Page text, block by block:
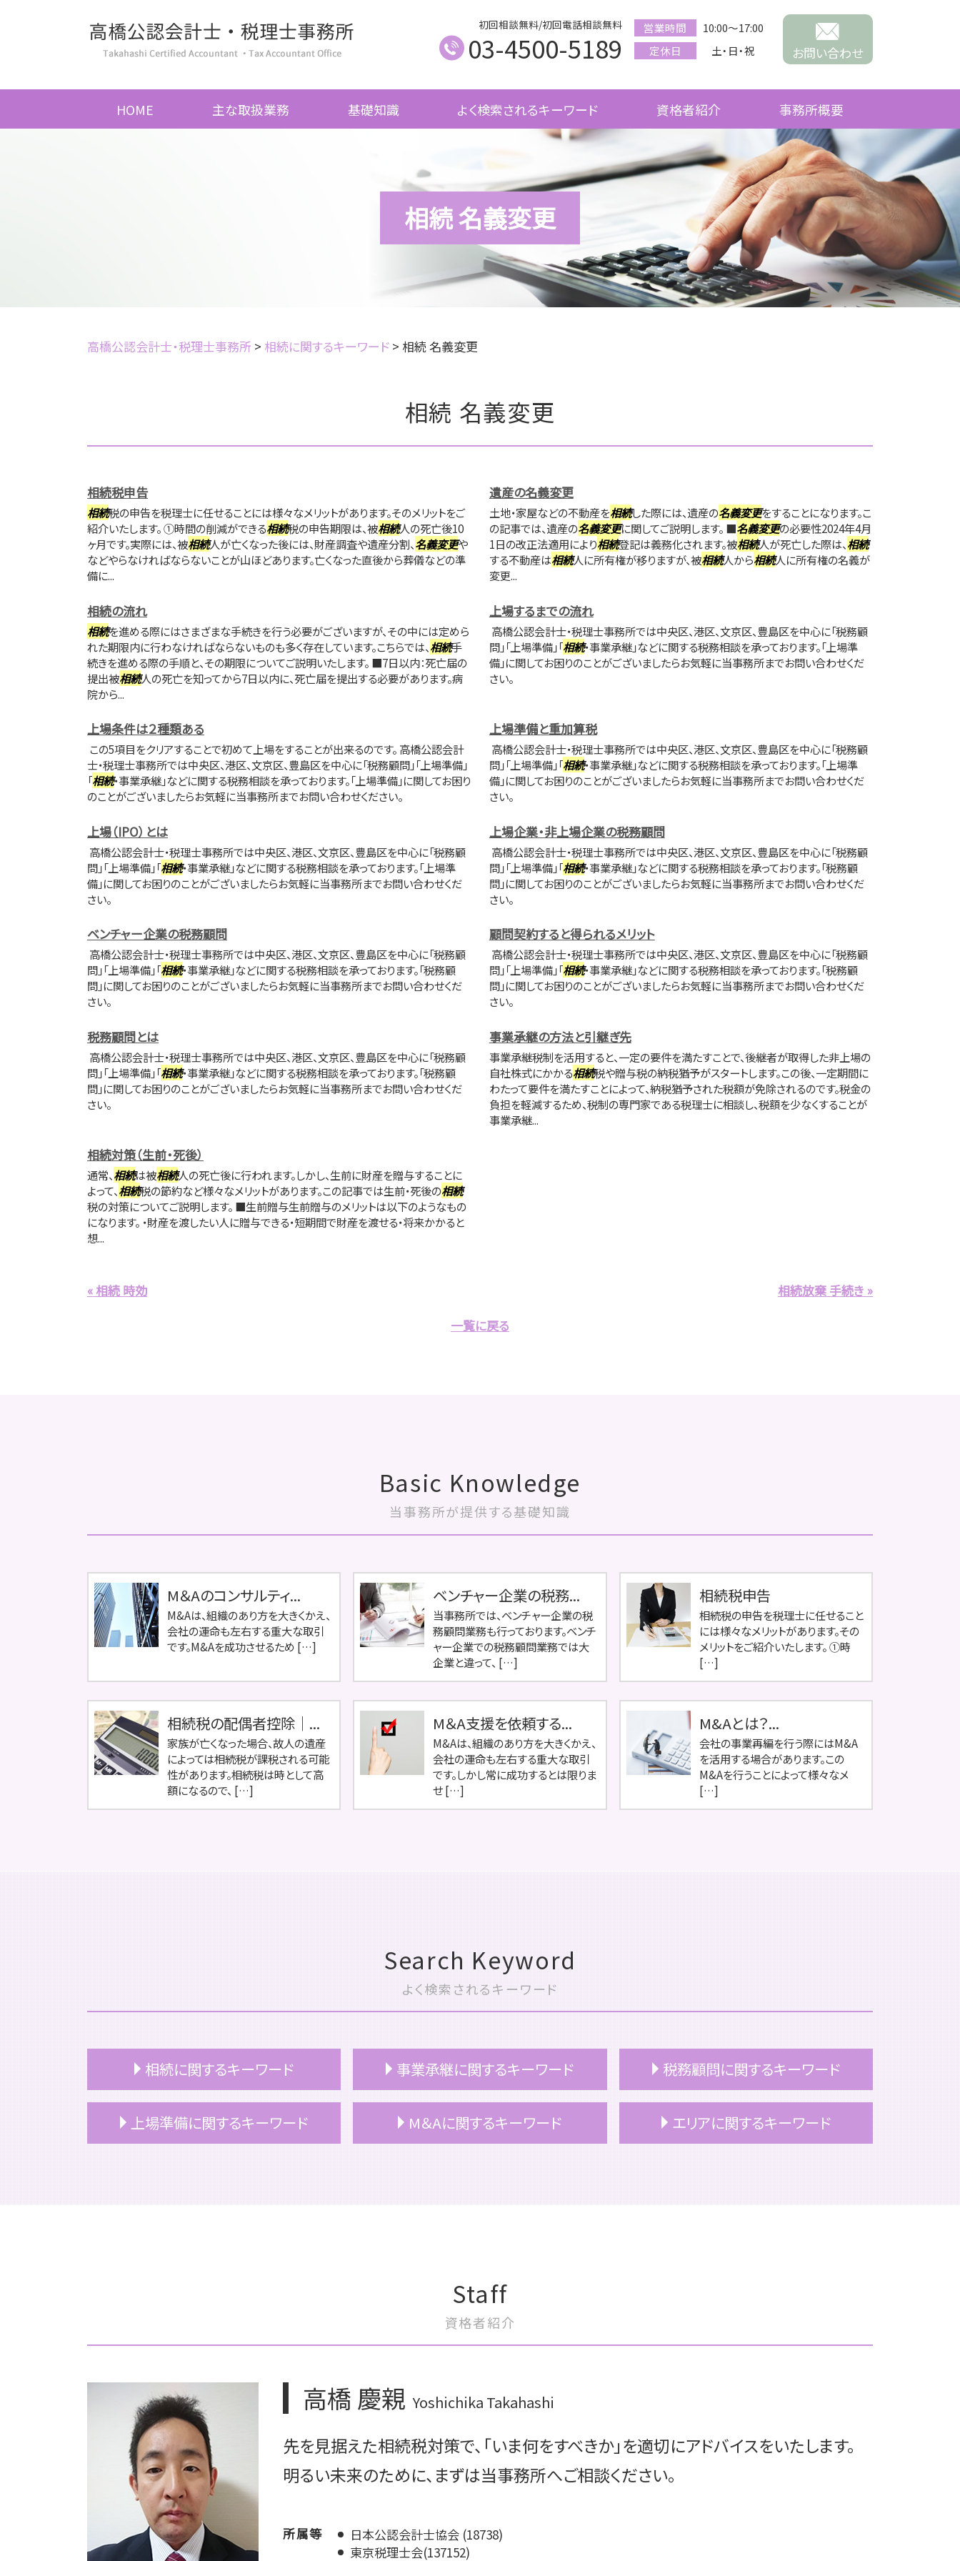
相続 名義変更
初回相談無料/初回電話相談無料
03-4500-5189
営業時間
10:00～17:00
定休日
土・日・祝 お問い合わせ
HOME 主な取扱業務 基礎知識 よく検索されるキーワード 資格者紹介 事務所概要
高橋公認会計士・税理士事務所 > 相続に関するキーワード > 相続 名義変更
相続 名義変更
相続税申告
相続税の申告を税理士に任せることには様々なメリットがあります。そのメリットをご
紹介いたします。 ①時間の削減ができる相続税の申告期限は、被相続人の死亡後10
ヶ月です。実際には、被相続人が亡くなった後には、財産調査や遺産分割、名義変更や
などやらなければならないことが山ほどあります。亡くなった直後から葬儀などの準
備に...
遺産の名義変更
土地・家屋などの不動産を相続した際には、遺産の名義変更をすることになります。こ
の記事では、遺産の名義変更に関してご説明します。 ■名義変更の必要性2024年4月
1日の改正法適用により相続登記は義務化されます。被相続人が死亡した際は、相続
する不動産は相続人に所有権が移りますが、被相続人から相続人に所有権の名義が
変更...
相続の流れ
相続を進める際にはさまざまな手続きを行う必要がございますが、その中には定めら
れた期限内に行わなければならないものも多く存在しています。こちらでは、相続手
続きを進める際の手順と、その期限についてご説明いたします。 ■7日以内：死亡届の
提出被相続人の死亡を知ってから7日以内に、死亡届を提出する必要があります。病
院から...
上場するまでの流れ
高橋公認会計士・税理士事務所では中央区、港区、文京区、豊島区を中心に「税務顧
問」「上場準備」「相続・事業承継」などに関する税務相談を承っております。「上場準
備」に関してお困りのことがございましたらお気軽に当事務所までお問い合わせくだ
さい。
上場条件は２種類ある
この5項目をクリアすることで初めて上場をすることが出来るのです。 高橋公認会計
士・税理士事務所では中央区、港区、文京区、豊島区を中心に「税務顧問」「上場準備」
「相続・事業承継」などに関する税務相談を承っております。「上場準備」に関してお困り
のことがございましたらお気軽に当事務所までお問い合わせください。
上場準備と重加算税
高橋公認会計士・税理士事務所では中央区、港区、文京区、豊島区を中心に「税務顧
問」「上場準備」「相続・事業承継」などに関する税務相談を承っております。「上場準
備」に関してお困りのことがございましたらお気軽に当事務所までお問い合わせくだ
さい。
上場（IPO）とは
高橋公認会計士・税理士事務所では中央区、港区、文京区、豊島区を中心に「税務顧
問」「上場準備」「相続・事業承継」などに関する税務相談を承っております。「上場準
備」に関してお困りのことがございましたらお気軽に当事務所までお問い合わせくだ
さい。
上場企業・非上場企業の税務顧問
高橋公認会計士・税理士事務所では中央区、港区、文京区、豊島区を中心に「税務顧
問」「上場準備」「相続・事業承継」などに関する税務相談を承っております。「税務顧
問」に関してお困りのことがございましたらお気軽に当事務所までお問い合わせくだ
さい。
ベンチャー企業の税務顧問
高橋公認会計士・税理士事務所では中央区、港区、文京区、豊島区を中心に「税務顧
問」「上場準備」「相続・事業承継」などに関する税務相談を承っております。「税務顧
問」に関してお困りのことがございましたらお気軽に当事務所までお問い合わせくだ
さい。
顧問契約すると得られるメリット
高橋公認会計士・税理士事務所では中央区、港区、文京区、豊島区を中心に「税務顧
問」「上場準備」「相続・事業承継」などに関する税務相談を承っております。「税務顧
問」に関してお困りのことがございましたらお気軽に当事務所までお問い合わせくだ
さい。
税務顧問とは
高橋公認会計士・税理士事務所では中央区、港区、文京区、豊島区を中心に「税務顧
問」「上場準備」「相続・事業承継」などに関する税務相談を承っております。「税務顧
問」に関してお困りのことがございましたらお気軽に当事務所までお問い合わせくだ
さい。
事業承継の方法と引継ぎ先
事業承継税制を活用すると、一定の要件を満たすことで、後継者が取得した非上場の
自社株式にかかる相続税や贈与税の納税猶予がスタートします。この後、一定期間に
わたって要件を満たすことによって、納税猶予された税額が免除されるのです。税金の
負担を軽減するため、税制の専門家である税理士に相談し、税額を少なくすることが
事業承継...
相続対策（生前・死後）
通常、相続は被相続人の死亡後に行われます。しかし、生前に財産を贈与することに
よって、相続税の節約など様々なメリットがあります。この記事では生前・死後の相続
税の対策についてご説明します。 ■生前贈与生前贈与のメリットは以下のようなもの
になります。 ・財産を渡したい人に贈与できる・短期間で財産を渡せる・将来かかると
想...
« 相続 時効
相続放棄 手続き »
一覧に戻る
Basic Knowledge
当事務所が提供する基礎知識
M＆Aのコンサルティ...
M&Aは、組織のあり方を大きくかえ、
会社の運命も左右する重大な取引
です。M&Aを成功させるため […]
ベンチャー企業の税務...
当事務所では、ベンチャー企業の税
務顧問業務も行っております。ベンチ
ャー企業での税務顧問業務では大
企業と違って、 […]
相続税申告
相続税の申告を税理士に任せること
には様々なメリットがあります。その
メリットをご紹介いたします。 ①時
[…]
相続税の配偶者控除｜...
家族が亡くなった場合、故人の遺産
によっては相続税が課税される可能
性があります。相続税は時として高
額になるので、 […]
M＆A支援を依頼する...
M&Aは、組織のあり方を大きくかえ、
会社の運命も左右する重大な取引
です。しかし常に成功するとは限りま
せ […]
M&Aとは？...
会社の事業再編を行う際にはM&A
を活用する場合があります。この
M&Aを行うことによって様々なメ
[…]
Search Keyword
よく検索されるキーワード
相続に関するキーワード
相続 名義変更
相続 不動産
相続 とは
相続 受け取り方
相続放棄 手続き 生前
相続 流れ
相続 土地 名義変更
事業承継に関するキーワード
事業承継 スケジュール
事業承継 サポート
事業承継 方法
事業承継 やること
役員退職金 税金
事業承継 計画
事業承継 継承
事業承継 計画書
税務顧問に関するキーワード
上場企業 税務顧問
顧問契約
税務顧問 解約
税務顧問 税理士
上場準備に関するキーワード
上場 メリット
上場 流れ
上場 コンサル
上場準備 期間
上場準備 ポイント
上場準備 経理
上場 どうやって
ipo メリット
M＆Aに関するキーワード
m&a メリット 売り手
m&a メリット デメリット
m&a 公認会計士
m&a 株価
m&a コンサルティング
m&a おすすめ
m&a 目的
m&a 案件
m&a 会社
エリアに関するキーワード
港区 上場準備
中央区 相続税申告
豊島区 事業承継
港区 顧問契約
Staff
資格者紹介
高橋 慶親 Yoshichika Takahashi
先を見据えた相続税対策で、「いま何をすべきか」を適切にアドバイスをいたします。
明るい未来のために、まずは当事務所へご相談ください。
所属等
日本公認会計士協会 (18738)
東京税理士会(137152)